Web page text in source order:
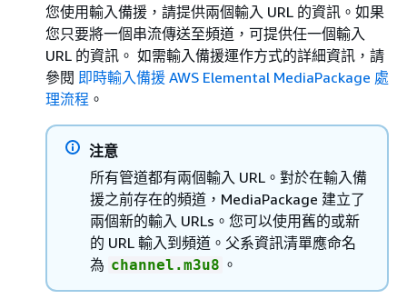
您使用輸入備援，請提供兩個輸入 URL 的資訊​。如果
您只要將一個串流傳送至頻道，可提供任一個輸入
URL 的資訊。​ 如需輸入備援運作方式的詳細資訊，請
參閱 即時輸入備援 AWS Elemental MediaPackage 處
理流程 。
注意
所有管道都有兩個輸入 URL。對於在輸入備
援之前存在的頻道，MediaPackage 建立了
兩個新的輸入 URLs。您可以使用舊的或新
的 URL​ 輸入到頻道。父系資訊清單應命名
為 channel.m3u8 。